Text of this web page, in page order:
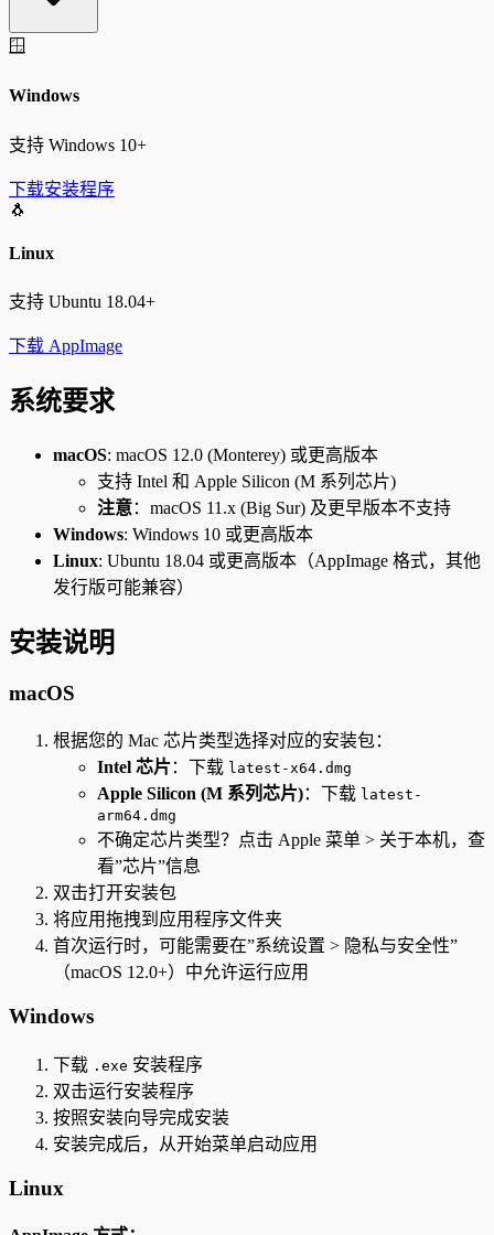
🪟
Windows
支持 Windows 10+
下载安装程序
🐧
Linux
支持 Ubuntu 18.04+
下载 AppImage
系统要求
macOS: macOS 12.0 (Monterey) 或更高版本
支持 Intel 和 Apple Silicon (M 系列芯片)
注意：macOS 11.x (Big Sur) 及更早版本不支持
Windows: Windows 10 或更高版本
Linux: Ubuntu 18.04 或更高版本（AppImage 格式，其他
发行版可能兼容）
安装说明
macOS
根据您的 Mac 芯片类型选择对应的安装包：
Intel 芯片：下载 latest-x64.dmg
Apple Silicon (M 系列芯片)：下载 latest-
arm64.dmg
不确定芯片类型？点击 Apple 菜单 > 关于本机，查
看”芯片”信息
双击打开安装包
将应用拖拽到应用程序文件夹
首次运行时，可能需要在”系统设置 > 隐私与安全性”
（macOS 12.0+）中允许运行应用
Windows
下载 .exe 安装程序
双击运行安装程序
按照安装向导完成安装
安装完成后，从开始菜单启动应用
Linux